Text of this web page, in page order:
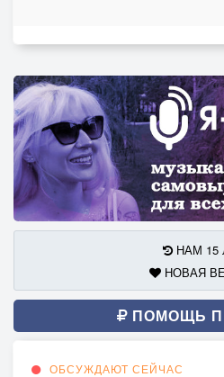
НАМ 15
НОВАЯ
ПОМОЩЬ
ОБСУЖДАЮТ СЕЙЧАС